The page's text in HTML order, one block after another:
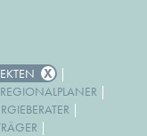
|
|
|
|